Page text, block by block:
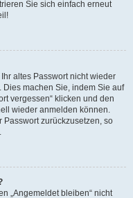
Sie sich einfach erneut
altes Passwort nicht wieder
machen Sie, indem Sie auf
vergessen“ klicken und den
wieder anmelden können.
Passwort zurückzusetzen, so
„Angemeldet bleiben“ nicht